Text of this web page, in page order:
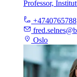
Professor,
+4740765788
Oslo